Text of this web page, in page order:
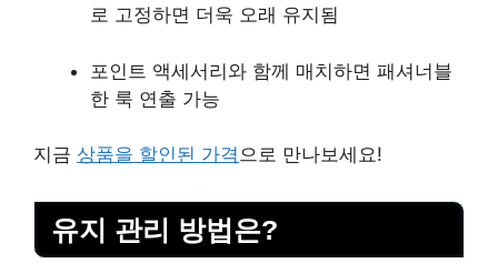
로 고정하면 더욱 오래 유지됨
포인트 액세서리와 함께 매치하면 패셔너블
한 룩 연출 가능
지금 상품을 할인된 가격으로 만나보세요!
유지 관리 방법은?